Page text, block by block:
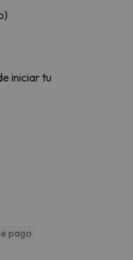
iniciar tu
pago